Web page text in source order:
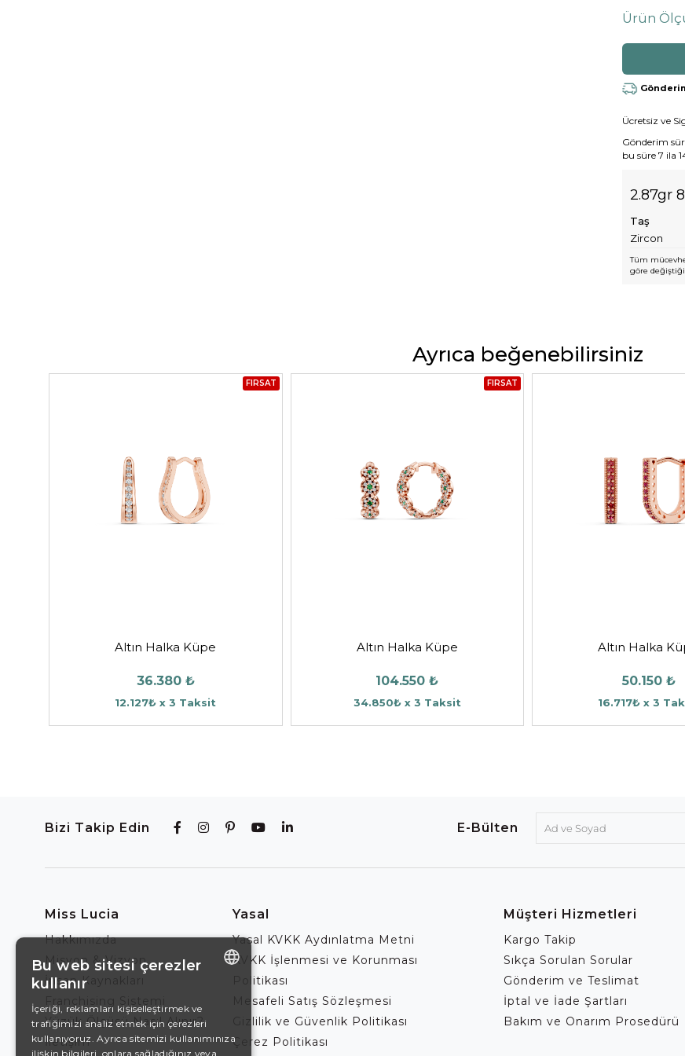
Ürün
Ücretsiz ve
Gönderim
bu süre 7 ila
2.87gr
Taş
Zircon
Tüm
göre
Ayrıca beğenebilirsiniz
FIRSAT
Altın Halka Küpe
36.380 ₺
12.127₺ x 3 Taksit
FIRSAT
Altın Halka Küpe
104.550 ₺
34.850₺ x 3 Taksit
Altın Halka
50.150 ₺
16.717₺ x 3
Bizi Takip Edin E-Bülten
Miss Lucia
Hakkımızda
Misyon & Vizyon
İnsan Kaynakları
Yüzük Ölçüsü Nasıl Alınır?
İletişim
Yasal
Yasal KVKK Aydınlatma Metni
KVKK İşlenmesi ve Korunması
Politikası
Mesafeli Satış Sözleşmesi
Gizlilik ve Güvenlik Politikası
Çerez Politikası
Müşteri Hizmetleri
Kargo Takip
Sıkça Sorulan Sorular
Gönderim ve Teslimat
İptal ve İade Şartları
Bakım ve Onarım Prosedürü
DE
EN
Bu web sitesi çerezler
kullanır
İçeriği, reklamları kişiselleştirmek ve
trafiğimizi analiz etmek için çerezleri
kullanıyoruz. Ayrıca sitemizi kullanımınıza
ilişkin bilgileri, onlara sağladığınız veya